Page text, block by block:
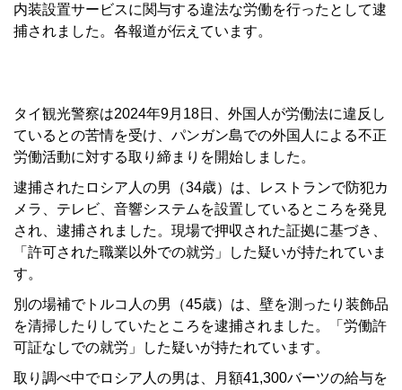
内装設置サービスに関与する違法な労働を行ったとして逮
捕されました。各報道が伝えています。
タイ観光警察は2024年9月18日、外国人が労働法に違反し
ているとの苦情を受け、パンガン島での外国人による不正
労働活動に対する取り締まりを開始しました。
逮捕されたロシア人の男（34歳）は、レストランで防犯カ
メラ、テレビ、音響システムを設置しているところを発見
され、逮捕されました。現場で押収された証拠に基づき、
「許可された職業以外での就労」した疑いが持たれていま
す。
別の場補でトルコ人の男（45歳）は、壁を測ったり装飾品
を清掃したりしていたところを逮捕されました。「労働許
可証なしでの就労」した疑いが持たれています。
取り調べ中でロシア人の男は、月額41,300バーツの給与を